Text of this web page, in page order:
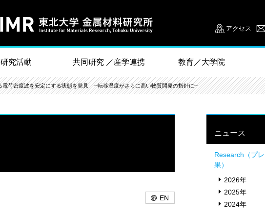
アクセス
研究活動 共同研究 ／産学連携 教育／大学院
電荷密度波を安定にする状態を発見 ─転移温度がさらに高い物質開発の指針に─
EN
ニュース
Research（プ
果）
2026年
2025年
2024年